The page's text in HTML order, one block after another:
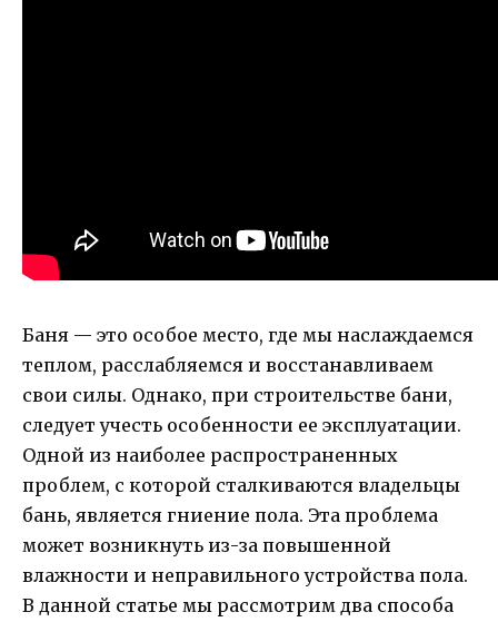
Баня — это особое место, где мы наслаждаемся
теплом, расслабляемся и восстанавливаем
свои силы. Однако, при строительстве бани,
следует учесть особенности ее эксплуатации.
Одной из наиболее распространенных
проблем, с которой сталкиваются владельцы
бань, является гниение пола. Эта проблема
может возникнуть из-за повышенной
влажности и неправильного устройства пола.
В данной статье мы рассмотрим два способа